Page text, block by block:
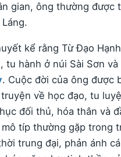
gian, ông thường được
kể rằng Từ Đạo
tu hành ở núi Sài Sơn
. Cuộc đời của ông được
về học đạo, tu
đối thủ, hóa thân và
típ thường gặp trong
trung đại, phản ánh